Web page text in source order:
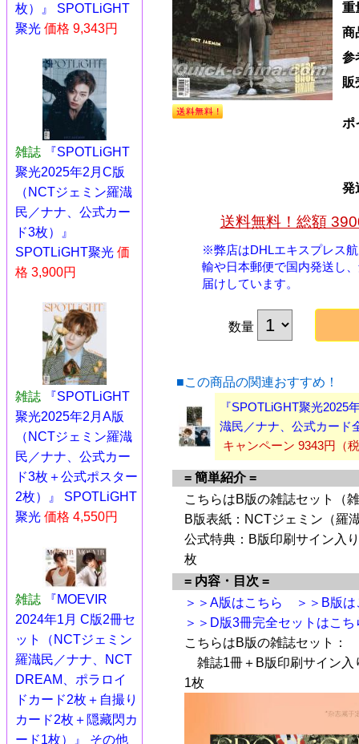
枚）』 SPOTLiGHT
聚光 価格 9,343円
雑誌
『SPOTLiGHT
聚光2025年2月C版
（NCTジェミン羅渽
民／ナナ、公式カー
ド3枚）』
SPOTLiGHT聚光 価
格 3,900円
雑誌
『SPOTLiGHT
聚光2025年2月A版
（NCTジェミン羅渽
民／ナナ、公式カー
ド3枚＋公式ポスター
2枚）』 SPOTLiGHT
聚光 価格 4,550円
雑誌
『MOEVIR
2024年1月 C版2冊セ
ット（NCTジェミン
羅渽民／ナナ、NCT
DREAM、ポラロイ
ドカード2枚＋自撮り
カード2枚＋隠藏閃カ
ード1枚）』 その他
重
商
参
販
ポ
発
送料無料！総額
※弊店はDHLエキスプレス
輸や日本郵便で国内発送し
届けしています。
数量
■この商品の関連おすすめ！
『SPOTLiGHT聚光2025
渽民／ナナ、公式カード
キャンペーン 9343円（
= 簡単紹介 =
こちらはB版の雑誌セット（
B版表紙：NCTジェミン（羅
公式特典：B版印刷サイン入
枚
= 内容・目次 =
＞＞A版はこちら
＞＞B版
＞＞D版3冊完全セットはこち
こちらはB版の雑誌セット：
雑誌1冊＋B版印刷サイン入
1枚